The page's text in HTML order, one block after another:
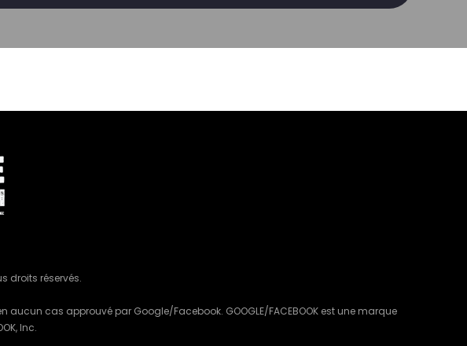
droits réservés.
cas approuvé par Google/Facebook. GOOGLE/FACEBOOK est une marque
Inc.